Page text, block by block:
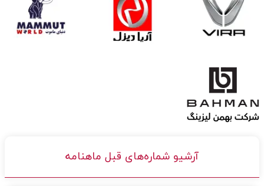
آرشیو شماره‌های قبل ماهنامه